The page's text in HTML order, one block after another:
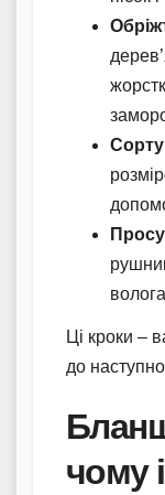
Ці кроки –
до
чому